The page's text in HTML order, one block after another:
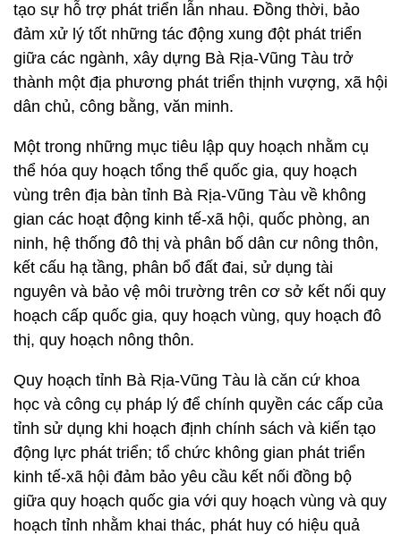
tạo sự hỗ trợ phát triển lẫn nhau. Đồng thời, bảo
đảm xử lý tốt những tác động xung đột phát triển
giữa các ngành, xây dựng Bà Rịa-Vũng Tàu trở
thành một địa phương phát triển thịnh vượng, xã hội
dân chủ, công bằng, văn minh.
Một trong những mục tiêu lập quy hoạch nhằm cụ
thể hóa quy hoạch tổng thể quốc gia, quy hoạch
vùng trên địa bàn tỉnh Bà Rịa-Vũng Tàu về không
gian các hoạt động kinh tế-xã hội, quốc phòng, an
ninh, hệ thống đô thị và phân bố dân cư nông thôn,
kết cấu hạ tầng, phân bổ đất đai, sử dụng tài
nguyên và bảo vệ môi trường trên cơ sở kết nối quy
hoạch cấp quốc gia, quy hoạch vùng, quy hoạch đô
thị, quy hoạch nông thôn.
Quy hoạch tỉnh Bà Rịa-Vũng Tàu là căn cứ khoa
học và công cụ pháp lý để chính quyền các cấp của
tỉnh sử dụng khi hoạch định chính sách và kiến tạo
động lực phát triển; tổ chức không gian phát triển
kinh tế-xã hội đảm bảo yêu cầu kết nối đồng bộ
giữa quy hoạch quốc gia với quy hoạch vùng và quy
hoạch tỉnh nhằm khai thác, phát huy có hiệu quả